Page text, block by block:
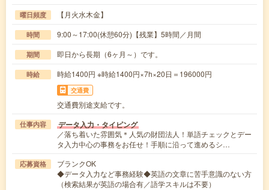
曜日頻度 【月火水木金】
時間 9:00～17:00(休憩60分)【残業】5時間／月間
期間 即日から長期（6ヶ月～）です。
時給 時給1400円 ※時給1400円×7h×20日＝196000円
交通費
交通費別途支給です。
仕事内容 データ入力・タイピング
／落ち着いた雰囲気＊人気の財団法人！単語チェックとデー
タ入力中心の事務をお任せ！手順に沿って進めるシ…
応募資格
ブランクOK
◆データ入力など事務経験◆英語の文章に苦手意識のない方
（検索結果が英語の場合有／語学スキルは不要）